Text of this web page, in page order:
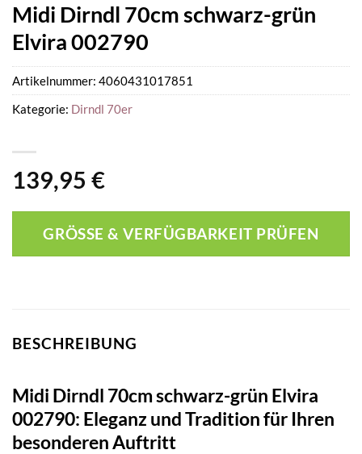
Midi Dirndl 70cm schwarz-grün
Elvira 002790
139,95 €
GRÖSSE & VERFÜGBARKEIT PRÜFEN
Artikelnummer: 4060431017851
Kategorie: Dirndl 70er
BESCHREIBUNG
Midi Dirndl 70cm schwarz-grün Elvira
002790: Eleganz und Tradition für Ihren
besonderen Auftritt